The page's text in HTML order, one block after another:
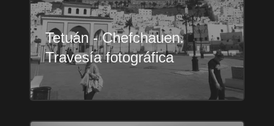
Tetuán - Chefchauen.
Travesía fotográfica